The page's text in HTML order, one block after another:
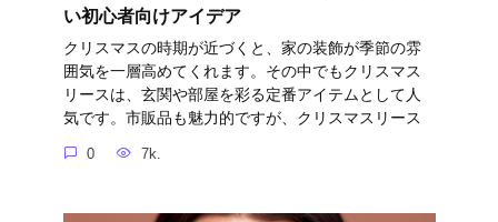
い初心者向けアイデア
クリスマスの時期が近づくと、家の装飾が季節の雰
囲気を一層高めてくれます。その中でもクリスマス
リースは、玄関や部屋を彩る定番アイテムとして人
気です。市販品も魅力的ですが、クリスマスリース
0 7k.